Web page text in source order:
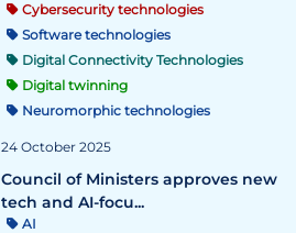
Cybersecurity technologies
Software technologies
Digital Connectivity Technologies
Digital twinning
Neuromorphic technologies
24 October 2025
Council of Ministers approves new
tech and AI-focu...
AI